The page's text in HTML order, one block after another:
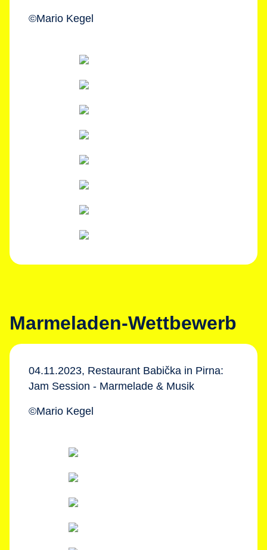
©Mario Kegel
Marmeladen-Wettbewerb
04.11.2023, Restaurant Babička in Pirna:
Jam Session - Marmelade & Musik
©Mario Kegel